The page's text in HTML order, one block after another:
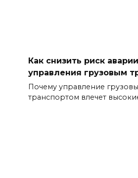
Как снизить риск
управления грузовым
Почему управление
транспортом влечет